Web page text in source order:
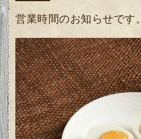
営業時間のお知らせです。